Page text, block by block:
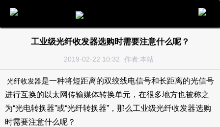
工业级光纤收发器选购时需要注意什么呢？
2019-02-22 10:32 作者:本站
光纤收发器是一种将短距离的双绞线电信号和长距离的光信号
进行互换的以太网传输媒体转换单元，在很多地方也被称之
为“光电转换器”或“光纤转换器”，那么工业级光纤收发器选购
时需要注意什么呢？
电话 留言